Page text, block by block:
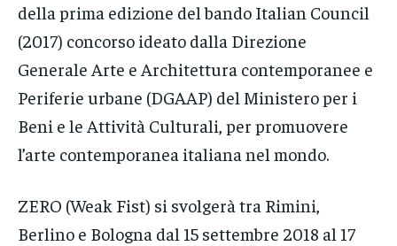
della prima edizione del bando Italian Council
(2017) concorso ideato dalla Direzione
Generale Arte e Architettura contemporanee e
Periferie urbane (DGAAP) del Ministero per i
Beni e le Attività Culturali, per promuovere
l’arte contemporanea italiana nel mondo.
ZERO (Weak Fist) si svolgerà tra Rimini,
Berlino e Bologna dal 15 settembre 2018 al 17